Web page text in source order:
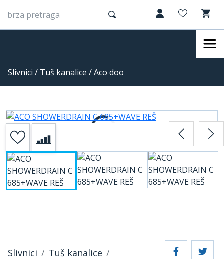
Slivnici / Tuš kanalice /Aco doo
Slivnici Tuš kanalice